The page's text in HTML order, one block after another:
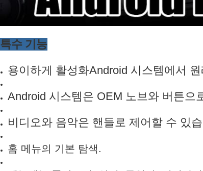
특수 기능
용이하게 활성화Android 시스템에서
Android 시스템은 OEM 노브와 버튼으
비디오와 음악은 핸들로 제어할 수 있
홈 메뉴의 기본 탐색.